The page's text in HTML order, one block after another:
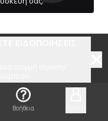
στιγμή σίγαση/
Βοήθεια